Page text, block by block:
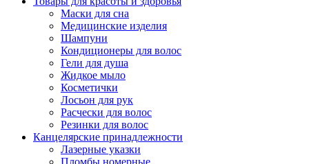
Маски для сна
Медицинские изделия
Шампуни
Кондиционеры для волос
Гели для душа
Жидкое мыло
Косметички
Лосьон для рук
Расчески для волос
Резинки для волос
Канцелярские принадлежности
Лазерные указки
Пломбы номерные